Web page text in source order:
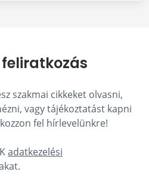
szakmai cikkeket olvasni,
vagy tájékoztatást kapni
fel hírlevelünkre!
adatkezelési